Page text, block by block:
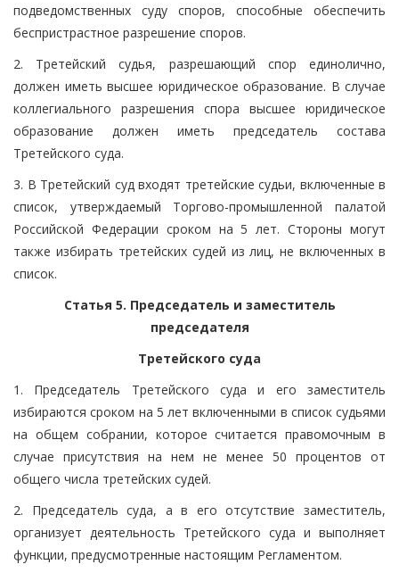
подведомственных суду споров, способные обеспечить
беспристрастное разрешение споров.
2. Третейский судья, разрешающий спор единолично,
должен иметь высшее юридическое образование. В случае
коллегиального разрешения спора высшее юридическое
образование должен иметь председатель состава
Третейского суда.
3. В Третейский суд входят третейские судьи, включенные в
список, утверждаемый Торгово-промышленной палатой
Российской Федерации сроком на 5 лет. Стороны могут
также избирать третейских судей из лиц, не включенных в
список.
Статья 5. Председатель и заместитель
председателя
Третейского суда
1. Председатель Третейского суда и его заместитель
избираются сроком на 5 лет включенными в список судьями
на общем собрании, которое считается правомочным в
случае присутствия на нем не менее 50 процентов от
общего числа третейских судей.
2. Председатель суда, а в его отсутствие заместитель,
организует деятельность Третейского суда и выполняет
функции, предусмотренные настоящим Регламентом.